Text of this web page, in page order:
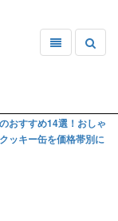
おすすめ14選！おしゃ
ッキー缶を価格帯別に